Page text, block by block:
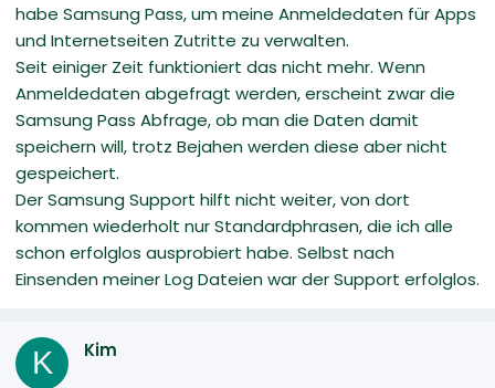
habe Samsung Pass, um meine Anmeldedaten für Apps
und Internetseiten Zutritte zu verwalten.
Seit einiger Zeit funktioniert das nicht mehr. Wenn
Anmeldedaten abgefragt werden, erscheint zwar die
Samsung Pass Abfrage, ob man die Daten damit
speichern will, trotz Bejahen werden diese aber nicht
gespeichert.
Der Samsung Support hilft nicht weiter, von dort
kommen wiederholt nur Standardphrasen, die ich alle
schon erfolglos ausprobiert habe. Selbst nach
Einsenden meiner Log Dateien war der Support erfolglos.
K Kim